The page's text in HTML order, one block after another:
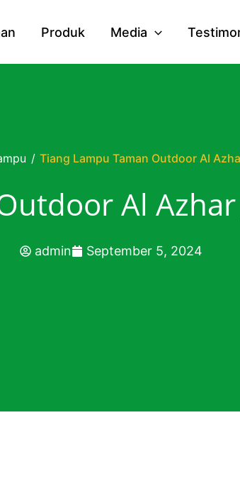
Produk Media
/ Tiang Lampu Taman Outdoor Al
Al
admin September 5, 2024